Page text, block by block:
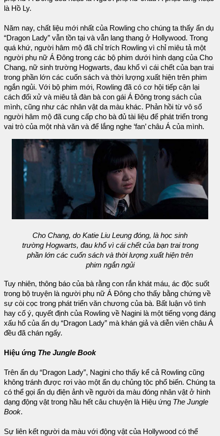
là Hồ Ly.
Năm nay, chất liệu mới nhất của Rowling cho chúng ta thấy ẩn dụ
“Dragon Lady” vẫn tồn tại và vẫn lang thang ở Hollywood. Trong
quá khứ, người hâm mộ đã chỉ trích Rowling vì chỉ miêu tả một
người phụ nữ Á Đông trong các bộ phim dưới hình dạng của Cho
Chang, nữ sinh trường Hogwarts, đau khổ vì cái chết của bạn trai
trong phần lớn các cuốn sách và thời lượng xuất hiện trên phim
ngắn ngủi. Với bộ phim mới, Rowling đã có cơ hội tiếp cận lại
cách đối xử và miêu tả đàn bà con gái Á Đông trong sách của
mình, cũng như các nhân vật da màu khác. Phản hồi từ vô số
người hâm mộ đã cung cấp cho bà đủ tài liệu để phát triển trong
vai trò của một nhà văn và để lắng nghe ‘fan’ châu Á của mình.
Cho Chang, do Katie Liu Leung đóng, là học sinh
trường Hogwarts, đau khổ vì cái chết của bạn trai trong
phần lớn các cuốn sách và thời lượng xuất hiện trên
phim ngắn ngủi
Tuy nhiên, thông báo của bà rằng con rắn khát máu, ác độc suốt
trong bộ truyện là người phụ nữ Á Đông cho thấy bằng chứng về
sự còi cọc trong phát triển văn chương của bà. Bất luận vô tình
hay cố ý, quyết định của Rowling về Nagini là một tiếng vọng đáng
xấu hổ của ẩn dụ “Dragon Lady” mà khán giả và diễn viên châu Á
đều đã chán ngấy.
Hiệu ứng The Jungle Book
Trên ẩn dụ “Dragon Lady”, Nagini cho thấy kể cả Rowling cũng
không tránh được rơi vào một ẩn dụ chủng tộc phổ biến. Chúng ta
có thể gọi ẩn dụ điện ảnh về người da màu đóng nhân vật ở hình
dạng động vật trong hầu hết câu chuyện là Hiệu ứng The Jungle
Book.
Sự liên kết người da màu với động vật của Hollywood có thể